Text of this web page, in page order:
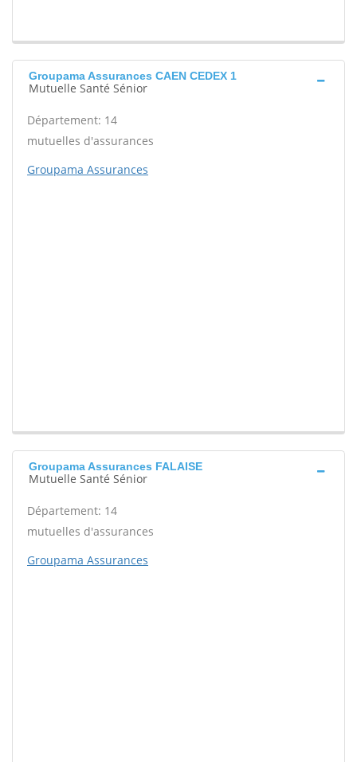
Groupama Assurances CAEN CEDEX 1
Mutuelle Santé Sénior
Département: 14
mutuelles d'assurances
Groupama Assurances
Groupama Assurances FALAISE
Mutuelle Santé Sénior
Département: 14
mutuelles d'assurances
Groupama Assurances